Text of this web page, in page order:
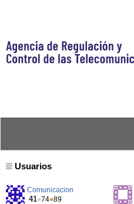
Usuarios
Comunicacion
41●74●89